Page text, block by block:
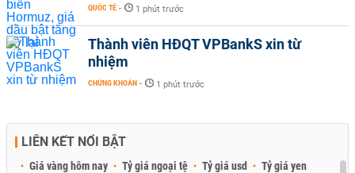
QUỐC TẾ - 1 phút trước
Thành viên HĐQT VPBankS xin từ
nhiệm
CHỨNG KHOÁN - 1 phút trước
LIÊN KẾT NỔI BẬT
Giá vàng hôm nay Tỷ giá ngoại tệ Tỷ giá usd
Tỷ giá yen